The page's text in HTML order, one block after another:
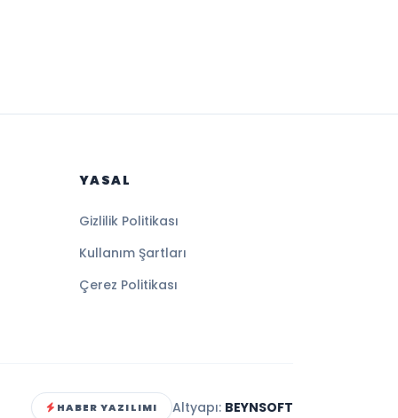
YASAL
Gizlilik Politikası
Kullanım Şartları
Çerez Politikası
HABER YAZILIMI Altyapı: BEYNSOFT